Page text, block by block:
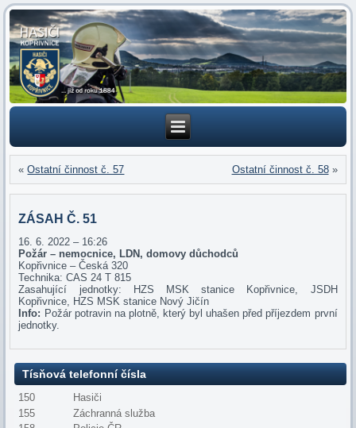
«Ostatní činnost č. 57 Ostatní činnost č. 58»
ZÁSAH Č. 51
16. 6. 2022 – 16:26
Požár – nemocnice, LDN, domovy důchodců
Kopřivnice – Česká 320
Technika: CAS 24 T 815
Zasahující jednotky: HZS MSK stanice Kopřivnice, JSDH
Kopřivnice, HZS MSK stanice Nový Jičín
Info: Požár potravin na plotně, který byl uhašen před příjezdem první
jednotky.
Tísňová telefonní čísla
150
Hasiči
155
Záchranná služba